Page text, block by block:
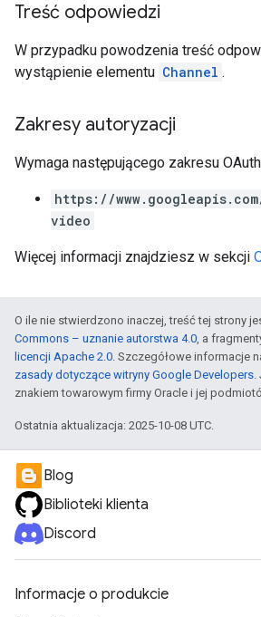
Treść odpowiedzi
W przypadku powodzenia treść
wystąpienie elementu Channel .
Zakresy autoryzacji
Wymaga następującego zakresu
https://
video
Więcej informacji znajdziesz w sekcji
O ile nie stwierdzono inaczej, treść tej strony
Commons – uznanie autorstwa 4.0, a
licencji Apache 2.0. Szczegółowe informacje
zasady dotyczące witryny Google Developers.
znakiem towarowym firmy Oracle i jej
Ostatnia aktualizacja: 2025-10-08 UTC.
Blog
Biblioteki klienta
Discord
Informacje o produkcie